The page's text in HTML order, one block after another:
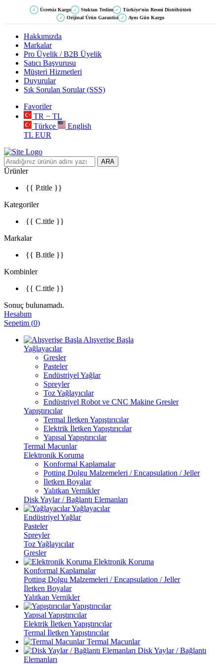
✓ Ücretsiz Kargo ✓ Stoktan Teslim ✓ Türkiye'nin Resmi Distribütörü
✓ Orijinal Ürün Garantisi ✓ Aynı Gün Kargo
Hakkımızda
Markalar
Pro Üyelik / B2B Üyelik
Satıcı Başvurusu
Müşteri Hizmetleri
Duyurular
Sık Sorulan Sorular (SSS)
Favoriler
TR − TL
Türkçe
English
TL EUR
ARA
Ürünler
{{ P.title }}
Kategoriler
{{ C.title }}
Markalar
{{ B.title }}
Kombinler
{{ C.title }}
Sonuç bulunamadı.
Hesabım
Sepetim (0)
Alışverişe Başla
Yağlayacılar
Gresler
Pasteler
Endüstriyel Yağlar
Spreyler
Toz Yağlayıcılar
Endüstriyel Robot ve CNC Makine Gresler
Yapıştırıcılar
Termal İletken Yapıştırıcılar
Elektrik İletken Yapıştırıcılar
Yapısal Yapıştırıcılar
Termal Macunlar
Elektronik Koruma
Konformal Kaplamalar
Potting Dolgu Malzemeleri / Encapsulation / Jeller
İletken Boyalar
Yalıtkan Vernikler
Disk Yaylar / Bağlantı Elemanları
Yağlayacılar
Endüstriyel Yağlar
Pasteler
Spreyler
Toz Yağlayıcılar
Gresler
Elektronik Koruma
Konformal Kaplamalar
Potting Dolgu Malzemeleri / Encapsulation / Jeller
İletken Boyalar
Yalıtkan Vernikler
Yapıştırıcılar
Yapısal Yapıştırıcılar
Elektrik İletken Yapıştırıcılar
Termal İletken Yapıştırıcılar
Termal Macunlar
Disk Yaylar / Bağlantı
Elemanları